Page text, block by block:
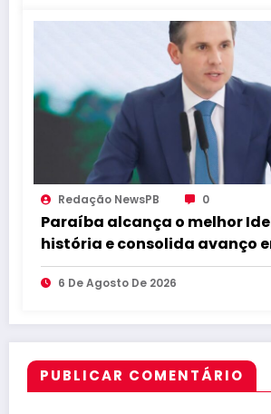
Redação NewsPB 0
Paraíba alcança o melhor
história e consolida avanço
maiores do Brasil
6 De Agosto De 2026
PUBLICAR COMENTÁRIO